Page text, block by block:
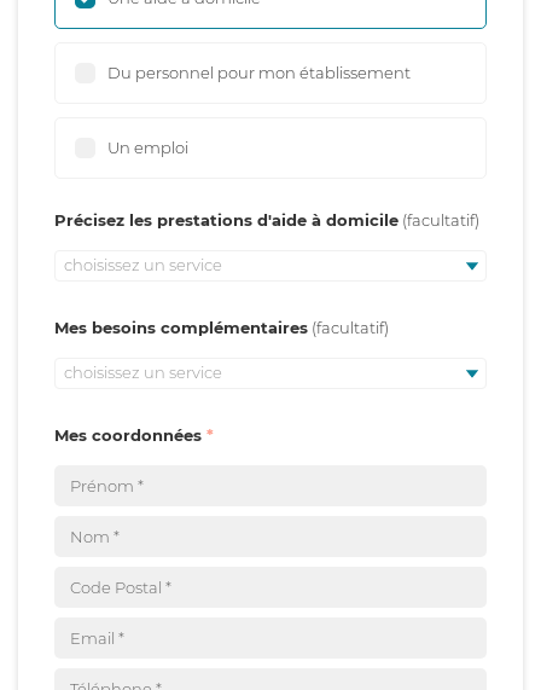
Du personnel pour mon établissement
Un emploi
Précisez les prestations d'aide à domicile
choisissez un service
Mes besoins complémentaires
choisissez un service
Mes coordonnées